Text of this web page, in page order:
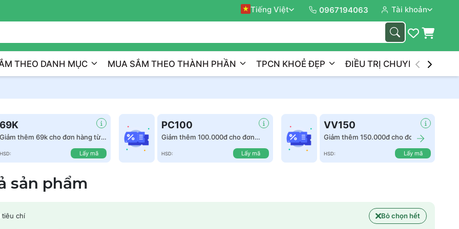
Tiếng Việt 0967194063
Tài khoản
THEO DANH MỤC MUA SẮM THEO THÀNH PHẦN TPCN KHOẺ ĐẸP ĐIỀU TRỊ CHUYÊN NGHIỆP
69K
Giảm thêm 69k cho đơn hàng từ
HSD: Lấy mã
PC100
Giảm thêm 100.000đ cho đơn
HSD: Lấy mã
VV150
Giảm thêm 150.000đ cho đơn
HSD: Lấy mã
sản phẩm
tiêu chí Bỏ chọn hết